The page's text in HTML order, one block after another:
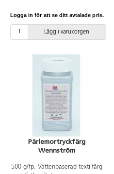
textilfärg 119390. Fixeras med
strykjärn på 50-60 °C i fem
minuter efter torkning. Kan
kan ge upphov till fläckar även
utan fixering, skydda därför alltid
kläder och ömtåliga ytor vid
användande. Innehåller täckvit,
gul, röd, blå, grön och svart.
Logga in för att se ditt avtalade pris.
Lägg i varukorgen
Pärlemortryckfärg
Wennström
500 g/fp. Vattenbaserad textilfärg